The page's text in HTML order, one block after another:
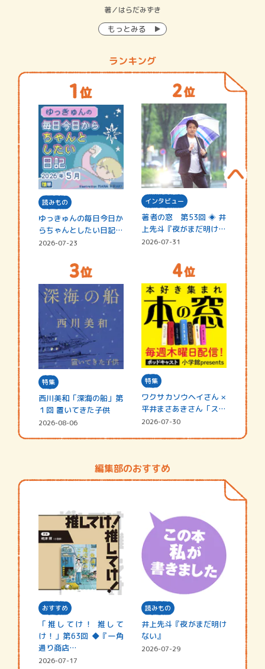
著／はらだみずき
もっとみる
ランキング
読みもの
ゆっきゅんの毎日今日か
らちゃんとしたい日記
☆202…
2026-07-23
インタビュー
著者の窓 第53回 ◈ 井
上先斗『夜がまだ明けな
い』
2026-07-31
特集
西川美和「深海の船」第
１回 置いてきた子供
2026-08-06
特集
ワクサカソウヘイさん ×
平井まさあきさん「スペ
シャ…
2026-07-30
編集部のおすすめ
おすすめ
「推してけ！ 推して
け！」第63回 ◆『一角
通り商店…
2026-07-17
読みもの
井上先斗『夜がまだ明け
ない』
2026-07-29